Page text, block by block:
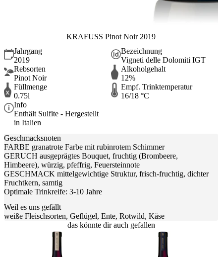
KRAFUSS Pinot Noir 2019
Jahrgang
2019
Bezeichnung
Vigneti delle Dolomiti IGT
Rebsorten
Pinot Noir
Alkoholgehalt
12%
Füllmenge
0.75l
Empf. Trinktemperatur
16/18 °C
Info
Enthält Sulfite - Hergestellt
in Italien
Geschmacksnoten
FARBE granatrote Farbe mit rubinrotem Schimmer
GERUCH ausgeprägtes Bouquet, fruchtig (Brombeere,
Himbeere), würzig, pfeffrig, Feuersteinnote
GESCHMACK mittelgewichtige Struktur, frisch-fruchtig, dichter
Fruchtkern, samtig
Optimale Trinkreife: 3-10 Jahre
Weil es uns gefällt
weiße Fleischsorten, Geflügel, Ente, Rotwild, Käse
das könnte dir auch gefallen